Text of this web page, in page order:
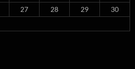
27 28 29
30